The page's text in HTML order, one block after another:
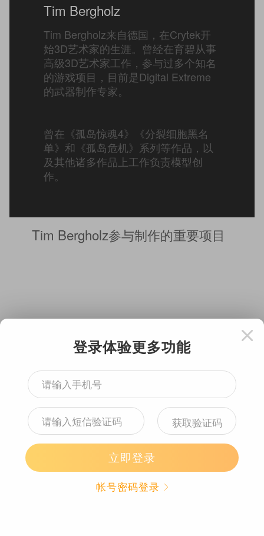
Tim Bergholz
Tim Bergholz来自德国，在Crytek开
始3D艺术家的生涯。曾经在育碧从事
高级3D艺术家工作，参与过多个知名
的游戏项目，目前是Digital Extreme
的武器制作专家。
曾在《孤岛惊魂4》《分裂细胞黑名
单》和《孤岛危机》系列等作品，以
及其他诸多作品上工作负责模型创
作。
Tim Bergholz参与制作的重要项目